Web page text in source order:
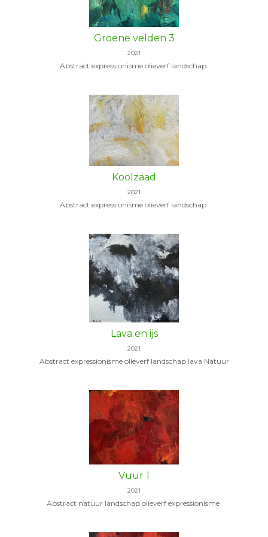
Groene velden 3
2021
Abstract expressionisme olieverf landschap
Koolzaad
2021
Abstract expressionisme olieverf landschap
Lava en ijs
2021
Abstract expressionisme olieverf landschap lava Natuur
Vuur 1
2021
Abstract natuur landschap olieverf expressionisme